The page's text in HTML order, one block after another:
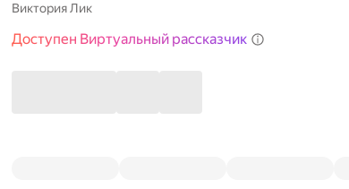
Виктория Лик
Доступен Виртуальный рассказчик